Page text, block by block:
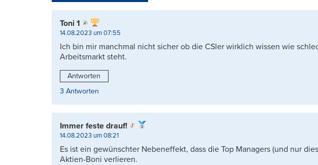
Toni 1
14.08.2023 um 07:55
Ich bin mir manchmal nicht sicher ob die CSler wirklich wissen wie
Arbeitsmarkt steht.
Antworten
3 Antworten
Immer feste drauf!
14.08.2023 um 08:21
Es ist ein gewünschter Nebeneffekt, dass die Top Managers (und nur
Aktien-Boni verlieren.